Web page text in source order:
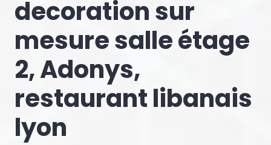
decoration sur
mesure salle étage
2, Adonys,
restaurant libanais
lyon